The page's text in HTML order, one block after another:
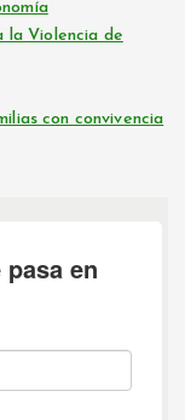
la Violencia de
con convivencia